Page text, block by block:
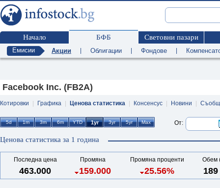
Начало БФБ Световни пазари
Емисии Акции Облигации Фондове
Facebook Inc. (FB2A)
Котировки Графика Ценова статистика Консенсус Новини
От:
Ценова статистика за 1 година
Последна цена Промяна Промяна проценти Обем
463.000 159.000 25.56%